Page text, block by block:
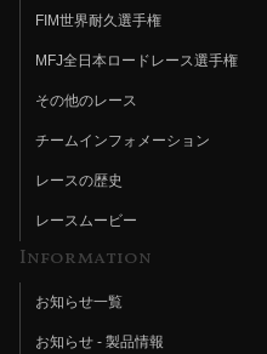
FIM世界耐久選手権
MFJ全日本ロードレース選手権
その他のレース
チームインフォメーション
レースの歴史
レースムービー
Information
お知らせ一覧
お知らせ - 製品情報